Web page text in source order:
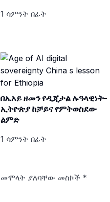
1 ሳምንት በፊት
በኤአይ ዘመን የዲጂታል ሉዓላዊነት-
ኢትዮጵያ ከቻይና የምትወስደው
ልምድ
1 ሳምንት በፊት
መሞላት ያለባቸው መስኮች *